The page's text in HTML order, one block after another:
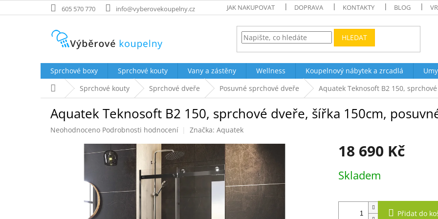
na
605 570 770 info@vyberovekoupelny.cz JAK NAKUPOVAT DOPRAVA KONTAKTY BLOG
HLEDAT
Sprchové boxy Sprchové kouty Vany a zástěny Wellness Koupelnový nábytek a zrcadlá
Domů Sprchové kouty Sprchové dveře Posuvné sprchové dveře Aquatek Teknosoft B2 150,
Aquatek Teknosoft B2 150, sprchové dveře, šířka 150cm,
Průměrné
Neohodnoceno Podrobnosti hodnocení Značka: Aquatek
18 690 Kč
cena:
Skladem
Přidat do